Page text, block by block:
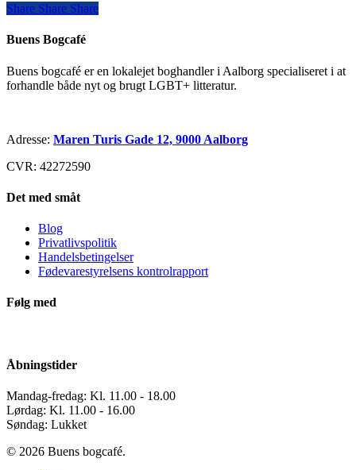
Share
Share Share Share
Buens Bogcafé
Buens bogcafé er en lokalejet boghandler i Aalborg specialiseret i at
forhandle både nyt og brugt LGBT+ litteratur.
Adresse: Maren Turis Gade 12, 9000 Aalborg
CVR: 42272590
Det med småt
Blog
Privatlivspolitik
Handelsbetingelser
Fødevarestyrelsens kontrolrapport
Følg med
Åbningstider
Mandag-fredag: Kl. 11.00 - 18.00
Lørdag: Kl. 11.00 - 16.00
Søndag: Lukket
© 2026 Buens bogcafé.